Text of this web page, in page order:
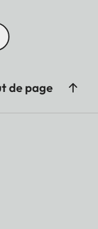
de page